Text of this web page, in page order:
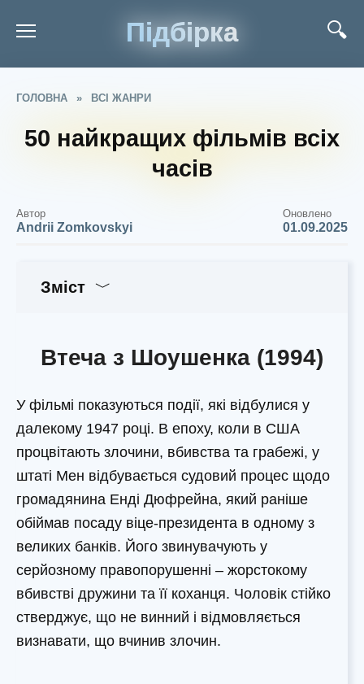
Підбірка
ГОЛОВНА » ВСІ ЖАНРИ
50 найкращих фільмів всіх
часів
Автор
Andrii Zomkovskyi
Оновлено
01.09.2025
Зміст
Втеча з Шоушенка (1994)
У фільмі показуються події, які відбулися у
далекому 1947 році. В епоху, коли в США
процвітають злочини, вбивства та грабежі, у
штаті Мен відбувається судовий процес щодо
громадянина Енді Дюфрейна, який раніше
обіймав посаду віце-президента в одному з
великих банків. Його звинувачують у
серйозному правопорушенні – жорстокому
вбивстві дружини та її коханця. Чоловік стійко
стверджує, що не винний і відмовляється
визнавати, що вчинив злочин.